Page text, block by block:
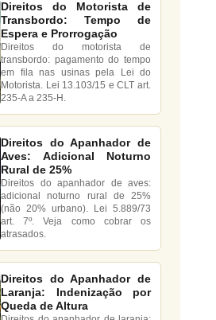
Direitos do Motorista de
Transbordo: Tempo de
Espera e Prorrogação
Direitos do motorista de
transbordo: pagamento do tempo
em fila nas usinas pela Lei do
Motorista. Lei 13.103/15 e CLT art.
235-A a 235-H.
Direitos do Apanhador de
Aves: Adicional Noturno
Rural de 25%
Direitos do apanhador de aves:
adicional noturno rural de 25%
(não 20% urbano). Lei 5.889/73
art. 7º. Veja como cobrar os
atrasados.
Direitos do Apanhador de
Laranja: Indenização por
Queda de Altura